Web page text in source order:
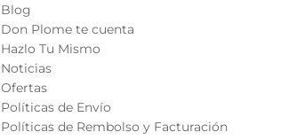
Blog
Don Plome te cuenta
Hazlo Tu Mismo
Noticias
Ofertas
Políticas de Envío
Políticas de Rembolso y Facturación